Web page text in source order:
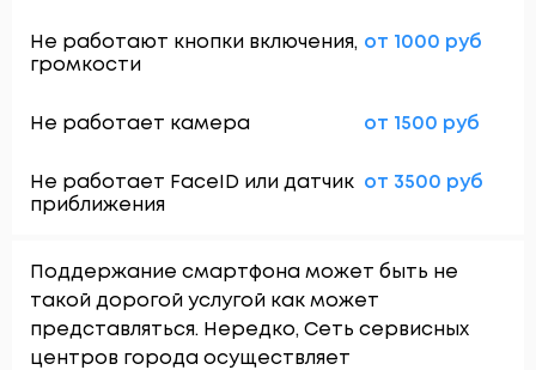
Не работают кнопки включения,
громкости
от 1000 руб
Не работает камера от 1500 руб
Не работает FaceID или датчик
приближения
от 3500 руб
Поддержание смартфона может быть не
такой дорогой услугой как может
представляться. Нередко, Сеть сервисных
центров города осуществляет